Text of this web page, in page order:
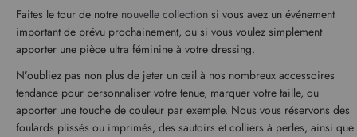
Faites le tour de notre nouvelle collection si vous avez un événement
important de prévu prochainement, ou si vous voulez simplement
apporter une pièce ultra féminine à votre dressing.
N’oubliez pas non plus de jeter un œil à nos nombreux accessoires
tendance pour personnaliser votre tenue, marquer votre taille, ou
apporter une touche de couleur par exemple. Nous vous réservons des
foulards plissés ou imprimés, des sautoirs et colliers à perles, ainsi que
r
e
e
t